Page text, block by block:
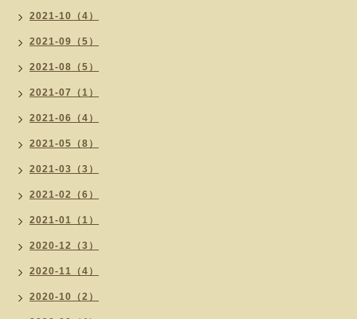
2021-10（4）
2021-09（5）
2021-08（5）
2021-07（1）
2021-06（4）
2021-05（8）
2021-03（3）
2021-02（6）
2021-01（1）
2020-12（3）
2020-11（4）
2020-10（2）